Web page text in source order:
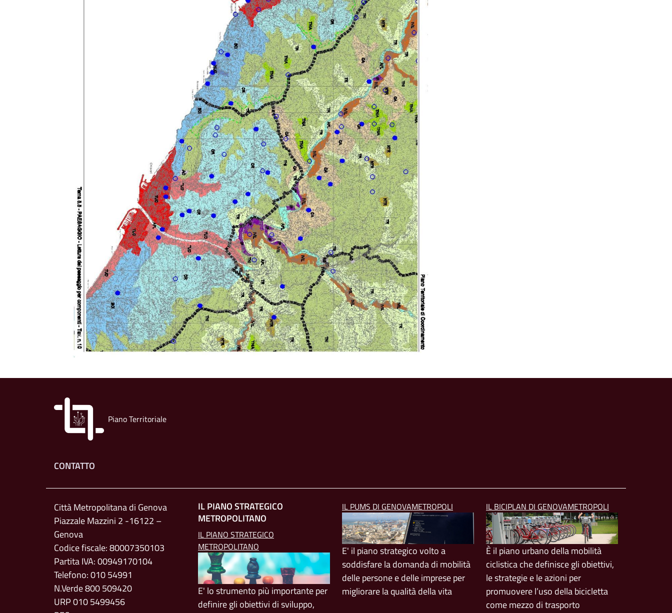
Piano Territoriale
Footer menu
CONTATTO
Città Metropolitana di Genova
Piazzale Mazzini 2 -16122 –
Genova
Codice fiscale: 80007350103
Partita IVA: 00949170104
Telefono: 010 54991
N.Verde 800 509420
URP 010 5499456
IL PIANO STRATEGICO
METROPOLITANO
IL PIANO STRATEGICO
METROPOLITANO
E' lo strumento più importante per
definire gli obiettivi di sviluppo,
IL PUMS DI GENOVAMETROPOLI
E' il piano strategico volto a
soddisfare la domanda di mobilità
delle persone e delle imprese per
migliorare la qualità della vita
IL BICIPLAN DI GENOVAMETROPOLI
È il piano urbano della mobilità
ciclistica che definisce gli obiettivi,
le strategie e le azioni per
promuovere l’uso della bicicletta
come mezzo di trasporto